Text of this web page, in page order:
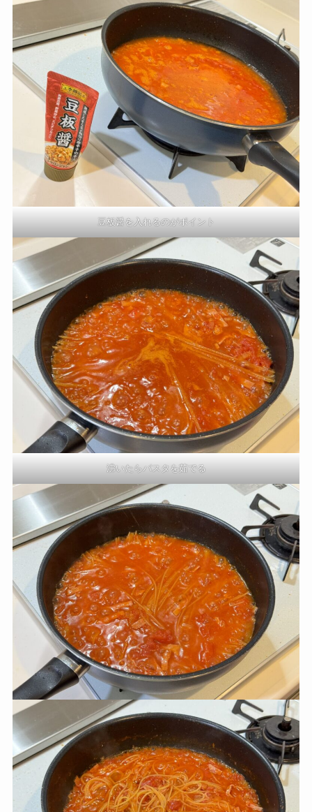
豆板醤を入れるのがポイント
沸いたらパスタを茹でる